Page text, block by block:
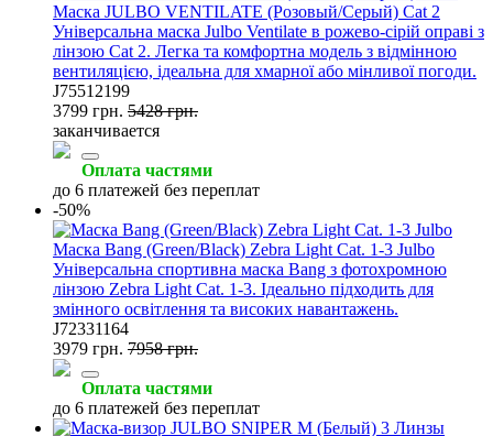
Маска JULBO VENTILATE (Розовый/Серый) Cat 2
Універсальна маска Julbo Ventilate в рожево-сірій оправі з
лінзою Cat 2. Легка та комфортна модель з відмінною
вентиляцією, ідеальна для хмарної або мінливої погоди.
J75512199
3799 грн. 5428 грн.
заканчивается
Оплата частями
до 6 платежей без переплат
-50%
Маска Bang (Green/Black) Zebra Light Cat. 1-3 Julbo
Універсальна спортивна маска Bang з фотохромною
лінзою Zebra Light Cat. 1-3. Ідеально підходить для
змінного освітлення та високих навантажень.
J72331164
3979 грн. 7958 грн.
Оплата частями
до 6 платежей без переплат